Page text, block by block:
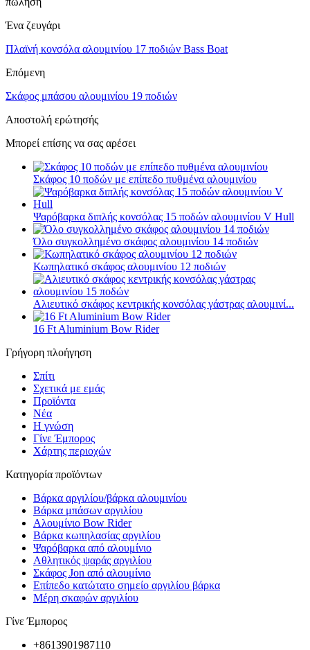
Ένα ζευγάρι
Πλαϊνή κονσόλα αλουμινίου 17 ποδιών Bass Boat
Επόμενη
Σκάφος μπάσου αλουμινίου 19 ποδιών
Αποστολή ερώτησής
Μπορεί επίσης να σας αρέσει
Σκάφος 10 ποδών με επίπεδο πυθμένα αλουμινίου
Ψαρόβαρκα διπλής κονσόλας 15 ποδών αλουμινίου V Hull
Όλο συγκολλημένο σκάφος αλουμινίου 14 ποδιών
Κωπηλατικό σκάφος αλουμινίου 12 ποδιών
Αλιευτικό σκάφος κεντρικής κονσόλας γάστρας αλουμινί...
16 Ft Aluminium Bow Rider
Γρήγορη πλοήγηση
Σπίτι
Σχετικά με εμάς
Προϊόντα
Νέα
Η γνώση
Γίνε Έμπορος
Χάρτης περιοχών
Κατηγορία προϊόντων
Βάρκα αργιλίου/βάρκα αλουμινίου
Βάρκα μπάσων αργιλίου
Αλουμίνιο Bow Rider
Βάρκα κωπηλασίας αργιλίου
Ψαρόβαρκα από αλουμίνιο
Αθλητικός ψαράς αργιλίου
Σκάφος Jon από αλουμίνιο
Επίπεδο κατώτατο σημείο αργιλίου βάρκα
Μέρη σκαφών αργιλίου
Γίνε Έμπορος
+8613901987110